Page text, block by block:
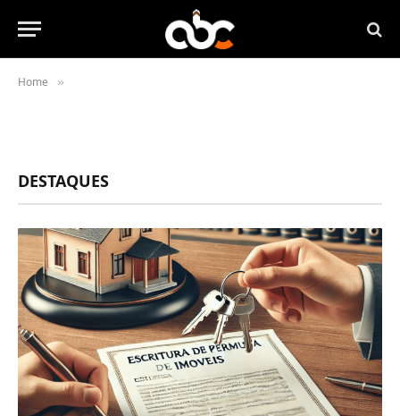
Home »
DESTAQUES